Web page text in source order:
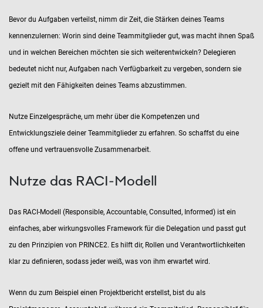
Bevor du Aufgaben verteilst, nimm dir Zeit, die Stärken deines Teams
kennenzulernen: Worin sind deine Teammitglieder gut, was macht ihnen Spaß
und in welchen Bereichen möchten sie sich weiterentwickeln? Delegieren
bedeutet nicht nur, Aufgaben nach Verfügbarkeit zu vergeben, sondern sie
gezielt mit den Fähigkeiten deines Teams abzustimmen.
Nutze Einzelgespräche, um mehr über die Kompetenzen und
Entwicklungsziele deiner Teammitglieder zu erfahren. So schaffst du eine
offene und vertrauensvolle Zusammenarbeit.
Nutze das RACI-Modell
Das RACI-Modell (Responsible, Accountable, Consulted, Informed) ist ein
einfaches, aber wirkungsvolles Framework für die Delegation und passt gut
zu den Prinzipien von PRINCE2. Es hilft dir, Rollen und Verantwortlichkeiten
klar zu definieren, sodass jeder weiß, was von ihm erwartet wird.
Wenn du zum Beispiel einen Projektbericht erstellst, bist du als